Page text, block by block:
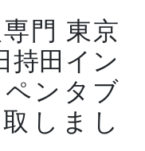
門 東京
持田イン
ンタブ
しまし